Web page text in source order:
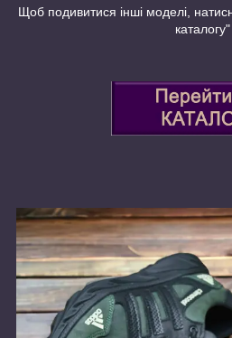
Щоб подивитися інші моделі,
каталогу"